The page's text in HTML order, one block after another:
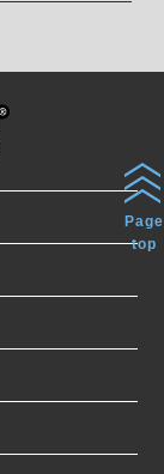
Page
top